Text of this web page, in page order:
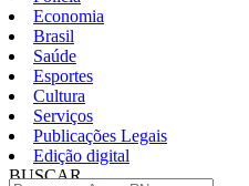
Economia
Brasil
Saúde
Esportes
Cultura
Serviços
Publicações Legais
Edição digital
BUSCAR